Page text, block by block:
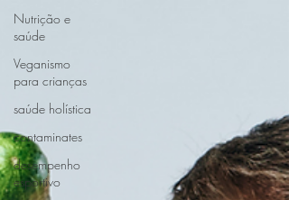
Nutrição e
saúde
Veganismo
para crianças
saúde holística
contaminates
desempenho
esportivo